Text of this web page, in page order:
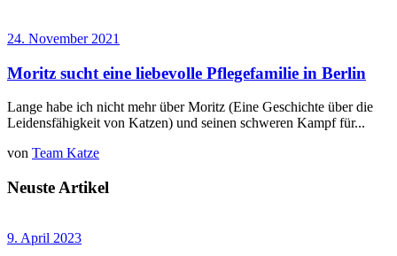
24. November 2021
Moritz sucht eine liebevolle Pflegefamilie in Berlin
Lange habe ich nicht mehr über Moritz (Eine Geschichte über die
Leidensfähigkeit von Katzen) und seinen schweren Kampf für...
von Team Katze
Neuste Artikel
9. April 2023